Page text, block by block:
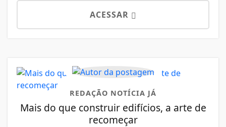
ACESSAR
REDAÇÃO NOTÍCIA JÁ
Mais do que construir edifícios, a arte de
recomeçar